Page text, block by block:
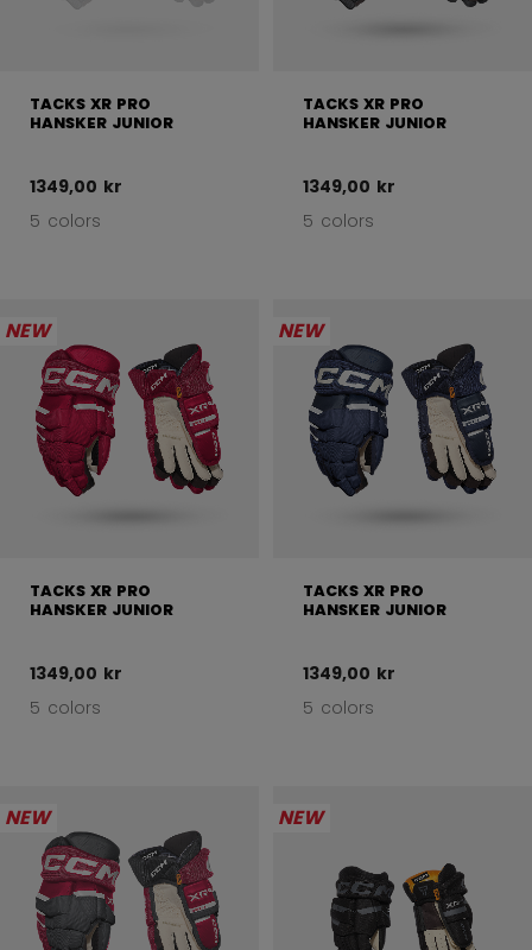
TACKS XR PRO
HANSKER JUNIOR
1349,00 kr
5 colors
TACKS XR PRO
HANSKER JUNIOR
1349,00 kr
5 colors
NEW
TACKS XR PRO
HANSKER JUNIOR
1349,00 kr
5 colors
NEW
TACKS XR PRO
HANSKER JUNIOR
1349,00 kr
5 colors
NEW NEW